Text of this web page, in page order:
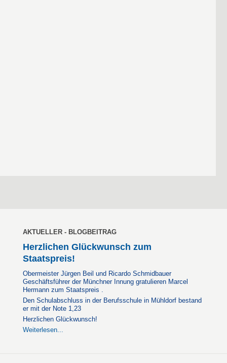
AKTUELLER - BLOGBEITRAG
Herzlichen Glückwunsch zum
Staatspreis!
Obermeister Jürgen Beil und Ricardo Schmidbauer
Geschäftsführer der Münchner Innung gratulieren Marcel
Hermann zum Staatspreis .
Den Schulabschluss in der Berufsschule in Mühldorf bestand
er mit der Note 1,23
Herzlichen Glückwunsch!
Weiterlesen...